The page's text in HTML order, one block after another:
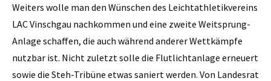
Weiters wolle man den Wünschen des Leichtathletikvereins
LAC Vinschgau nachkommen und eine zweite Weitsprung-
Anlage schaffen, die auch während anderer Wettkämpfe
nutzbar ist. Nicht zuletzt solle die Flutlichtanlage erneuert
sowie die Steh-Tribüne etwas saniert werden. Von Landesrat